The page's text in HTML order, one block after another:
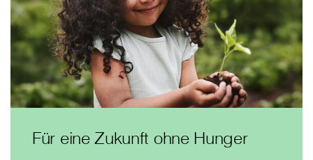
Für eine Zukunft ohne Hunger